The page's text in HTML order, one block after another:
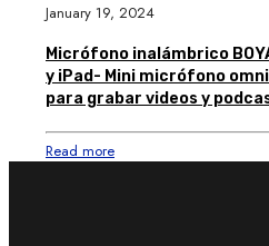
January 19, 2024
Micrófono inalámbrico
y iPad- Mini micrófono
para grabar videos y
Read more